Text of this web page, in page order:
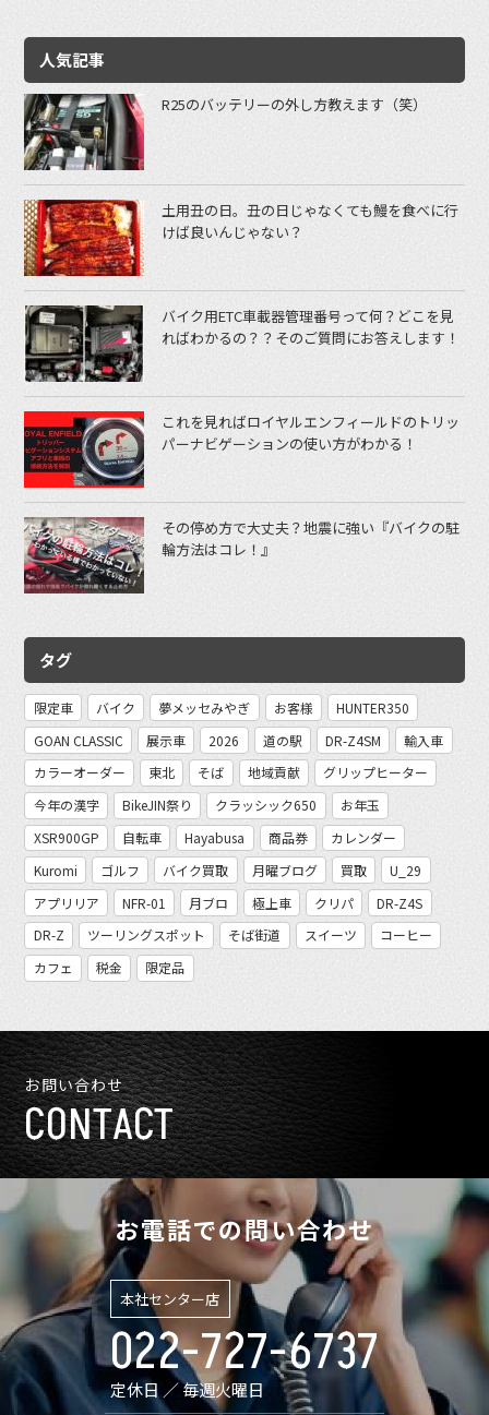
人気記事
R25のバッテリーの外し方教えます（笑）
土用丑の日。丑の日じゃなくても鰻を食べに行
けば良いんじゃない？
バイク用ETC車載器管理番号って何？どこを見
ればわかるの？？そのご質問にお答えします！
これを見ればロイヤルエンフィールドのトリッ
パーナビゲーションの使い方がわかる！
その停め方で大丈夫？地震に強い『バイクの駐
輪方法はコレ！』
タグ
限定車 バイク 夢メッセみやぎ お客様
HUNTER350
GOAN CLASSIC
展示車 2026 道の駅 DR-Z4SM
輸入車
カラーオーダー
東北 そば 地域貢献
グリップヒーター
今年の漢字
BikeJIN祭り クラッシック650
お年玉
XSR900GP
自転車 Hayabusa 商品券
カレンダー
Kuromi
ゴルフ バイク買取 月曜ブログ 買取
U_29
アプリリア
NFR-01 月ブロ 極上車 クリパ
DR-Z4S
DR-Z
ツーリングスポット そば街道 スイーツ
コーヒー
カフェ
税金 限定品
お問い合わせ
CONTACT
お電話での問い合わせ
本社センター店
022-727-6737
定休日 ／ 毎週火曜日